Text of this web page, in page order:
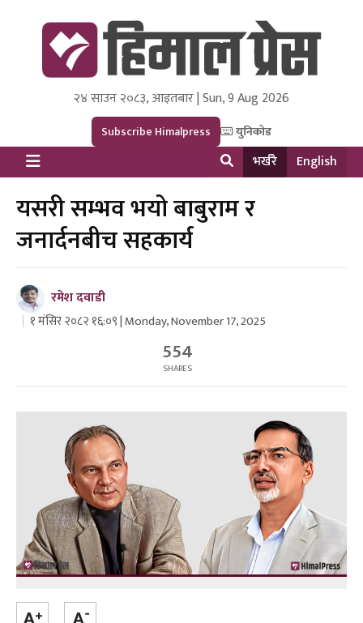
Himal Press
Dot NewsyNepal Media and Research Pvt Ltd.
२४ साउन २०८३, आइतबार | Sun, 9 Aug 2026
Subscribe Himalpress युनिकोड
भर्खरै English
यसरी सम्भव भयो बाबुराम र
जनार्दनबीच सहकार्य
रमेश दवाडी
१ मंसिर २०८२ १६:०९ | Monday, November 17, 2025
554
SHARES